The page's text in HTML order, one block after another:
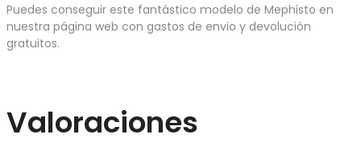
Puedes conseguir este fantástico modelo de Mephisto en
nuestra página web con gastos de envio y devolución
gratuitos.
Valoraciones